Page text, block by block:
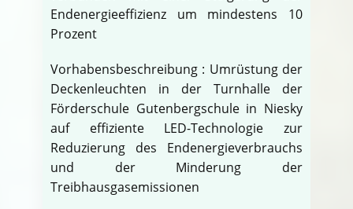
Endenergieeffizienz um mindestens 10
Prozent
Vorhabensbeschreibung : Umrüstung der
Deckenleuchten in der Turnhalle der
Förderschule Gutenbergschule in Niesky
auf effiziente LED-Technologie zur
Reduzierung des Endenergieverbrauchs
und der Minderung der
Treibhausgasemissionen